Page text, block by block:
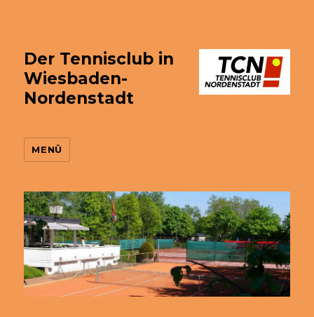
Der Tennisclub in
Wiesbaden-
Nordenstadt
MENÜ